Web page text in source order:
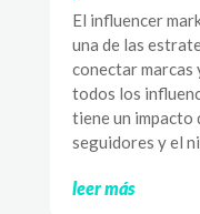
El influencer
una de las
conectar marcas
todos los
tiene un impacto
seguidores y el
leer más